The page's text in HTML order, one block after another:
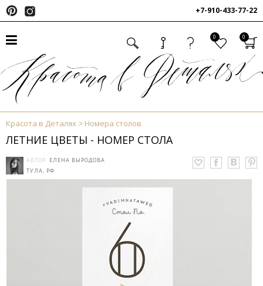
+7-910-433-77-22
0 0
Красота в Деталях Номера столов
ЛЕТНИЕ ЦВЕТЫ - НОМЕР СТОЛА
АВТОР: ЕЛЕНА ВЫРОДОВА
ТУЛА, РФ